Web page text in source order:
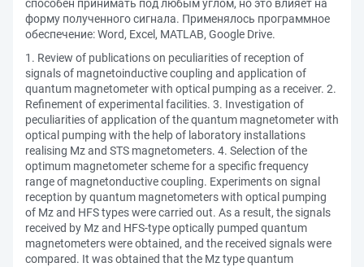
способен принимать под любым углом, но это влияет на
форму полученного сигнала. Применялось программное
обеспечение: Word, Excel, MATLAB, Google Drive.
1. Review of publications on peculiarities of reception of
signals of magnetoinductive coupling and application of
quantum magnetometer with optical pumping as a receiver. 2.
Refinement of experimental facilities. 3. Investigation of
peculiarities of application of the quantum magnetometer with
optical pumping with the help of laboratory installations
realising Mz and STS magnetometers. 4. Selection of the
optimum magnetometer scheme for a specific frequency
range of magnetonductive coupling. Experiments on signal
reception by quantum magnetometers with optical pumping
of Mz and HFS types were carried out. As a result, the signals
received by Mz and HFS-type optically pumped quantum
magnetometers were obtained, and the received signals were
compared. It was obtained that the Mz type quantum